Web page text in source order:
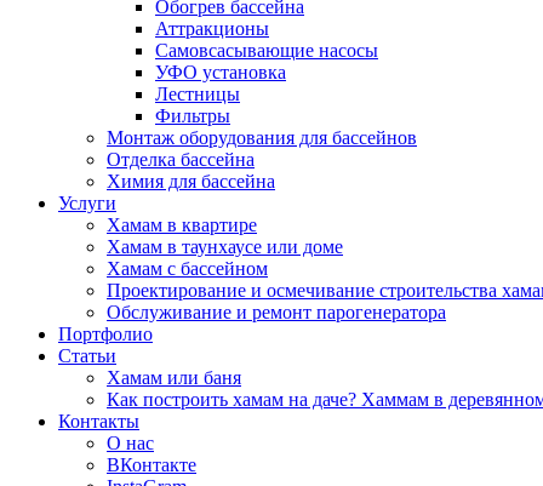
Обогрев бассейна
Аттракционы
Самовсасывающие насосы
УФО установка
Лестницы
Фильтры
Монтаж оборудования для бассейнов
Отделка бассейна
Химия для бассейна
Услуги
Хамам в квартире
Хамам в таунхаусе или доме
Хамам с бассейном
Проектирование и осмечивание строительства
Обслуживание и ремонт парогенератора
Портфолио
Статьи
Хамам или баня
Как построить хамам на даче? Хаммам в
Контакты
О нас
ВКонтакте